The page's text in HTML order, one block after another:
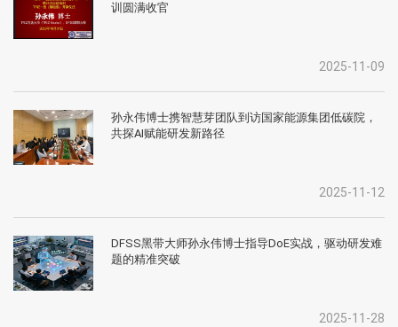
训圆满收官
2025-11-09
孙永伟博士携智慧芽团队到访国家能源集团低碳院，
共探AI赋能研发新路径
2025-11-12
DFSS黑带大师孙永伟博士指导DoE实战，驱动研发难
题的精准突破
2025-11-28